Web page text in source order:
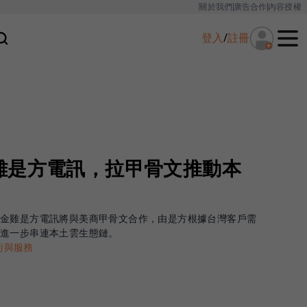
關於我們廣告合作內容授權
登入/註冊
方電訊，拉甲骨文推動本
雞是方電訊將與美商甲骨文合作，由是方根據台灣客戶需
一步串連本土雲生態鏈。
與服務